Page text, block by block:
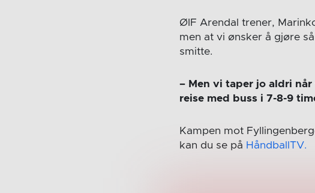
ØIF Arendal trener,
men at vi ønsker å gjøre
smitte.
– Men vi taper jo aldri
reise med buss i 7-8-9
Kampen mot
kan du se på HåndballTV.